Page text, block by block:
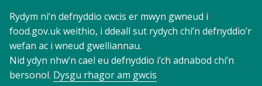
Rydym ni’n defnyddio cwcis er mwyn gwneud i
food.gov.uk weithio, i ddeall sut rydych chi’n defnyddio’r
wefan ac i wneud gwelliannau.
Nid ydyn nhw’n cael eu defnyddio i’ch adnabod chi’n
bersonol. Dysgu rhagor am gwcis